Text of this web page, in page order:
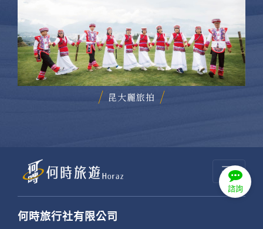
昆大麗旅拍
諮詢
何時旅行社有限公司